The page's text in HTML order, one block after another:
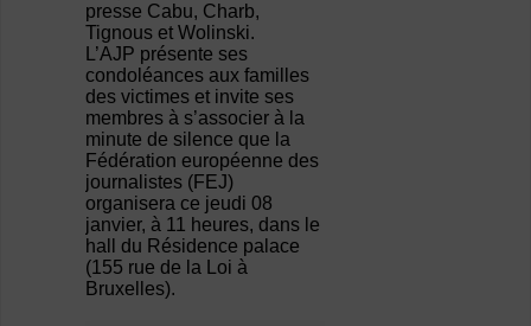
presse Cabu, Charb,
Tignous et Wolinski.
L’AJP présente ses
condoléances aux familles
des victimes et invite ses
membres à s’associer à la
minute de silence que la
Fédération européenne des
journalistes (FEJ)
organisera ce jeudi 08
janvier, à 11 heures, dans le
hall du Résidence palace
(155 rue de la Loi à
Bruxelles).